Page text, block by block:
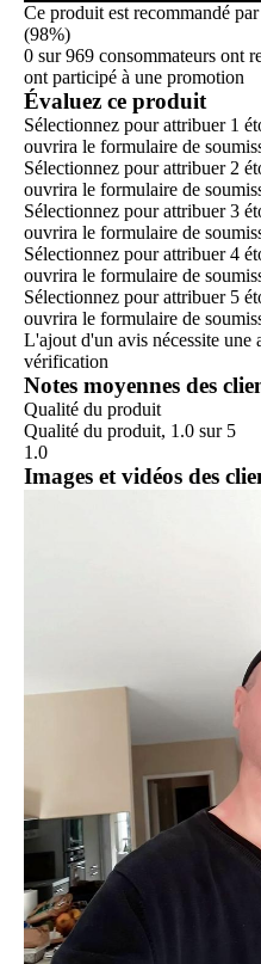
Ce produit est recommandé
(98%)
0 sur 969 consommateurs ont
ont participé à une promotion
Évaluez ce produit
Sélectionnez pour attribuer 1
ouvrira le formulaire de
Sélectionnez pour attribuer 2
ouvrira le formulaire de
Sélectionnez pour attribuer 3
ouvrira le formulaire de
Sélectionnez pour attribuer 4
ouvrira le formulaire de
Sélectionnez pour attribuer 5
ouvrira le formulaire de
L'ajout d'un avis nécessite une
vérification
Notes moyennes des
Qualité du produit
Qualité du produit, 1.0 sur 5
1.0
Images et vidéos des